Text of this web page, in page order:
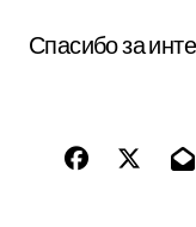
Спасибо за